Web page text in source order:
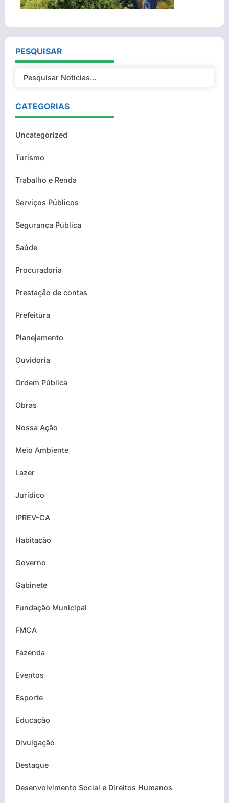
PESQUISAR
CATEGORIAS
Uncategorized
Turismo
Trabalho e Renda
Serviços Públicos
Segurança Pública
Saúde
Procuradoria
Prestação de contas
Prefeitura
Planejamento
Ouvidoria
Ordem Pública
Obras
Nossa Ação
Meio Ambiente
Lazer
Jurídico
IPREV-CA
Habitação
Governo
Gabinete
Fundação Municipal
FMCA
Fazenda
Eventos
Esporte
Educação
Divulgação
Destaque
Desenvolvimento Social e Direitos Humanos